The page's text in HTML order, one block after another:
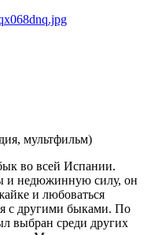
мультфильм)
во всей Испании.
и недюжинную силу, он
и любоваться
с другими быками. По
выбран среди других